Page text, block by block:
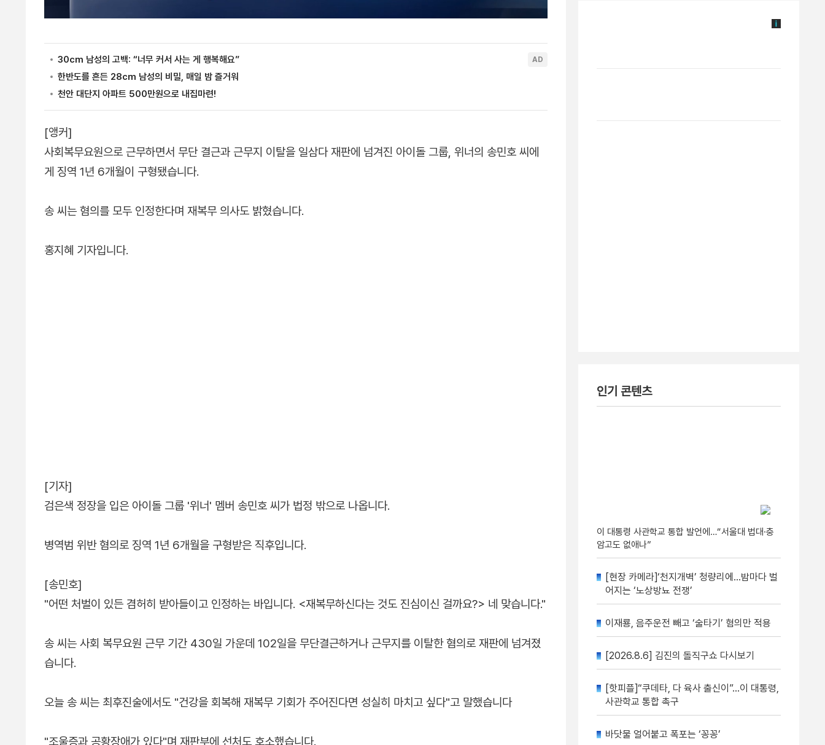
[앵커]
사회복무요원으로 근무하면서 무단 결근과 근무지 이탈을 일삼다 재판에 넘겨진 아이돌 그룹, 위너의 송민호 씨에
게 징역 1년 6개월이 구형됐습니다.
송 씨는 혐의를 모두 인정한다며 재복무 의사도 밝혔습니다.
홍지혜 기자입니다.
[기자]
검은색 정장을 입은 아이돌 그룹 '위너' 멤버 송민호 씨가 법정 밖으로 나옵니다.
병역범 위반 혐의로 징역 1년 6개월을 구형받은 직후입니다.
[송민호]
"어떤 처벌이 있든 겸허히 받아들이고 인정하는 바입니다. <재복무하신다는 것도 진심이신 걸까요?> 네 맞습니다."
송 씨는 사회 복무요원 근무 기간 430일 가운데 102일을 무단결근하거나 근무지를 이탈한 혐의로 재판에 넘겨졌
습니다.
오늘 송 씨는 최후진술에서도 "건강을 회복해 재복무 기회가 주어진다면 성실히 마치고 싶다"고 말했습니다
"조울증과 공황장애가 있다"며 재판부에 선처도 호소했습니다.
인기 콘텐츠
이 대통령 사관학교 통합 발언에…“서울대 법대·충
암고도 없애나”
[현장 카메라]‘천지개벽’ 청량리에…밤마다 벌
어지는 ‘노상방뇨 전쟁’
이재룡, 음주운전 빼고 ‘술타기’ 혐의만 적용
[2026.8.6] 김진의 돌직구쇼 다시보기
[핫피플]“쿠데타, 다 육사 출신이”…이 대통령,
사관학교 통합 촉구
바닷물 얼어붙고 폭포는 ‘꽁꽁’